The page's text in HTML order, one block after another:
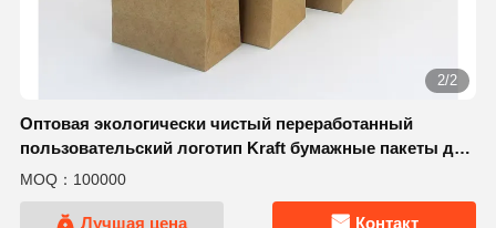
2/2
Оптовая экологически чистый переработанный
пользовательский логотип Kraft бумажные пакеты для
доставки продуктов питания Ручки супермаркетов
MOQ：100000
Лучшая цена Контакт